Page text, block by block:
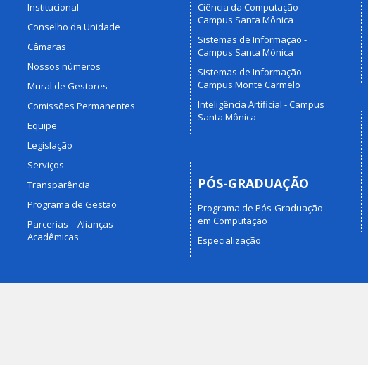
Institucional
Conselho da Unidade
Câmaras
Nossos números
Mural de Gestores
Comissões Permanentes
Equipe
Legislação
Serviços
Transparência
Programa de Gestão
Parcerias – Alianças
Acadêmicas
Ciência da Computação -
Campus Santa Mônica
Sistemas de Informação -
Campus Santa Mônica
Sistemas de Informação -
Campus Monte Carmelo
Inteligência Artificial - Campus
Santa Mônica
PÓS-GRADUAÇÃO
Programa de Pós-Graduação
em Computação
Especialização